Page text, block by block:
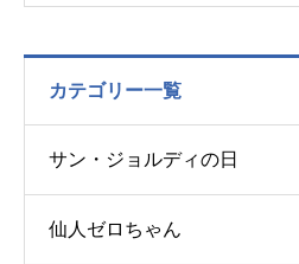
カテゴリー一覧
サン・ジョルディの日
仙人ゼロちゃん